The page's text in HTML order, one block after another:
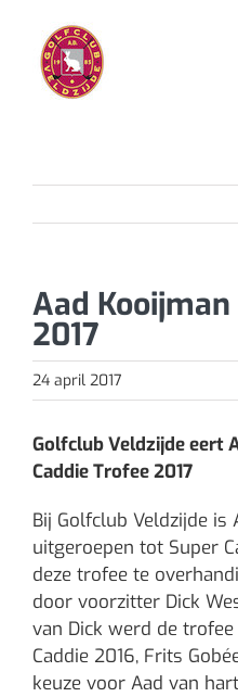
inhoud
Aad
2017
24 april 2017
Golfclub Veldzijde eert
Caddie Trofee 2017
Bij Golfclub Veldzijde is
uitgeroepen tot Super
deze trofee te
door voorzitter Dick
van Dick werd de
Caddie 2016, Frits
keuze voor Aad van